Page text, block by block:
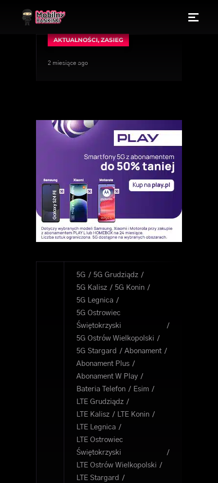
AKTUALNOŚCI,ZASIEG
2 miesiące ago
5G
5G Grudziądz
5G Kalisz
5G Konin
5G Legnica
5G Ostrowiec
Świętokrzyski
5G Ostrów Wielkopolski
5G Stargard
Abonament
Abonament Plus
Abonament W Play
Bateria Telefon
Esim
LTE Grudziądz
LTE Kalisz
LTE Konin
LTE Legnica
LTE Ostrowiec
Świętokrzyski
LTE Ostrów Wielkopolski
LTE Stargard